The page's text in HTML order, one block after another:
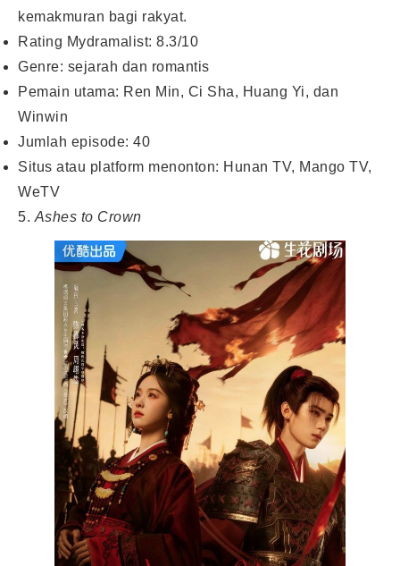
kemakmuran bagi rakyat.
Rating Mydramalist: 8.3/10
Genre: sejarah dan romantis
Pemain utama: Ren Min, Ci Sha, Huang Yi, dan
Winwin
Jumlah episode: 40
Situs atau platform menonton: Hunan TV, Mango TV,
WeTV
5. Ashes to Crown